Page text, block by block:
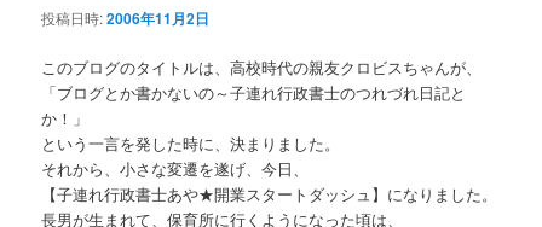
投稿日時:2006年11月2日
このブログのタイトルは、高校時代の親友クロビスちゃんが、
「ブログとか書かないの～子連れ行政書士のつれづれ日記と
か！」
という一言を発した時に、決まりました。
それから、小さな変遷を遂げ、今日、
【子連れ行政書士あや★開業スタートダッシュ】になりました。
長男が生まれて、保育所に行くようになった頃は、